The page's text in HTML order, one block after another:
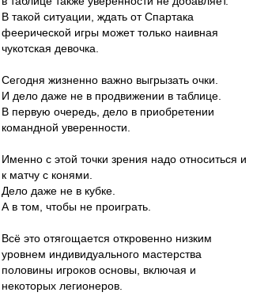
В такой ситуации, ждать от Спартака
феерической игры может только наивная
чукотская девочка.
Сегодня жизненно важно выгрызать очки.
И дело даже не в продвижении в таблице.
В первую очередь, дело в приобретении
командной уверенности.
Именно с этой точки зрения надо относиться и
к матчу с конями.
Дело даже не в кубке.
А в том, чтобы не проиграть.
Всё это отягощается откровенно низким
уровнем индивидуального мастерства
половины игроков основы, включая и
некоторых легионеров.